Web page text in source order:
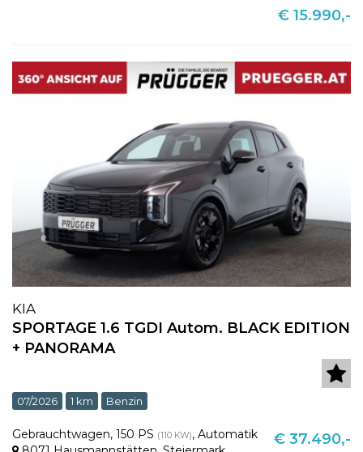
€ 15.990,-
KIA
SPORTAGE 1.6 TGDI Autom. BLACK EDITION
+ PANORAMA
07/2026 1 km Benzin
Gebrauchtwagen, 150 PS (110 KW), Automatik
€ 37.490,-